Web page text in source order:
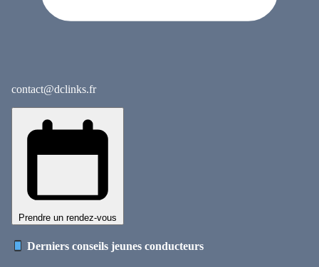
contact@dclinks.fr
Prendre un rendez-vous
Derniers conseils jeunes conducteurs